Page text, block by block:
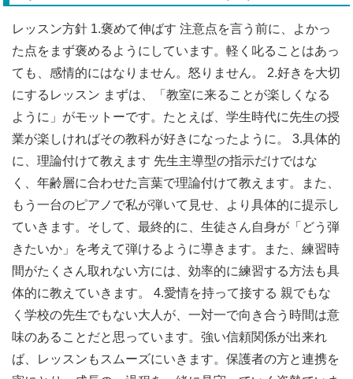
レッスン方針 1.褒めて伸ばす 注意点を言う前に、よかっ
た点をまず褒めるようにしています。軽く叱ることはあっ
ても、感情的にはなりません。怒りません。 2.好きを大切
にするレッスン まずは、「教室に来ることが楽しくなる
ように」がモットーです。たとえば、学生時代に先生の授
業が楽しければその教科が好きになったように。 3.具体的
に、理論付けて教えます 先生主導型の指示だけではな
く、年齢層に合わせた言葉で理論付けて教えます。また、
もう一台のピアノで私が弾いて見せ、より具体的に提示し
ていきます。そして、最終的に、生徒さん自身が「どう弾
きたいか」を考えて弾けるように導きます。また、練習時
間がたくさん取れない方には、効率的に練習する方法も具
体的に教えていきます。 4.愛情を持って接する 親でもな
く学校の先生でもない大人が、一対一で向き合う時間は意
味のあることだと思っています。強い信頼関係が出来れ
ば、レッスンもスムーズにいきます。保護者の方と連携を